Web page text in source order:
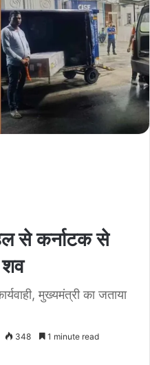
से कर्नाटक से
मुख्यमंत्री का जताया
348 1 minute read